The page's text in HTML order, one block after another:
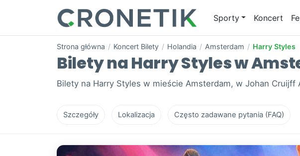
Sporty Koncert
Strona główna / Koncert Bilety / Holandia / Amsterdam / Harry Styles
Bilety na Harry Styles w
Bilety na Harry Styles w mieście Amsterdam, w Johan Cruijff
Szczegóły Lokalizacja Często zadawane pytania (FAQ)